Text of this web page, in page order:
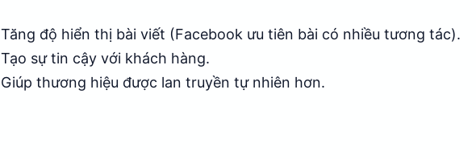
Tăng độ hiển thị bài viết (Facebook ưu tiên bài có nhiều tương tác).
Tạo sự tin cậy với khách hàng.
Giúp thương hiệu được lan truyền tự nhiên hơn.